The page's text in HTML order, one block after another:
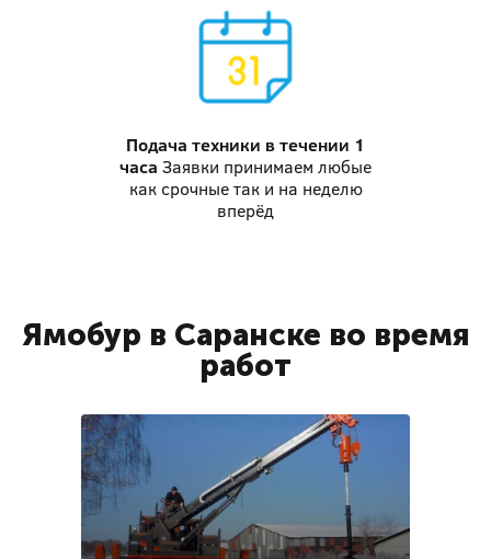
Подача техники в течении 1
часа Заявки принимаем любые
как срочные так и на неделю
вперёд
Ямобур в Саранске во время
работ